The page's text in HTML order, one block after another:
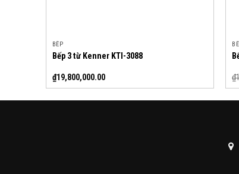
BẾP
Bếp 3 từ Kenner KTI-3088
₫19,800,000.00 ₫